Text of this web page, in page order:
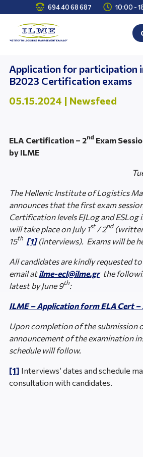
 694 40 68 687  10:00 -
Application for participation
Β2023 Certification exams
05.15.2024 | Newsfeed
ELA Certification – 2nd Exam
by ILME
The Hellenic Institute of Logistics
announces that the first exam
Certification levels EJLog and ESLog
will take place on July 1st/ 2nd(written
15th [1](interviews). Exams will be
All candidates are kindly requested
email atilme-ecl@ilme.grthe
latest by June 9th:
ILME – Application form ELA Cert
Upon completion of the submission
announcement of the examination
schedule will follow.
[1] Interviews’ dates and schedule
consultation with candidates.